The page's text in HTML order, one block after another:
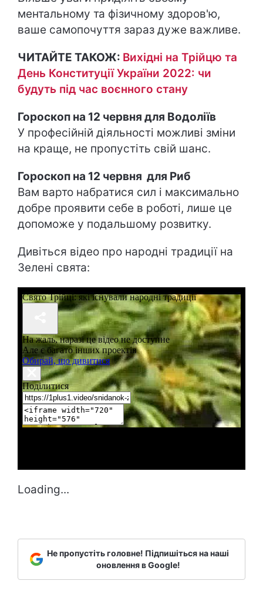
ментальному та фізичному здоров'ю,
ваше самопочуття зараз дуже важливе.
ЧИТАЙТЕ ТАКОЖ: Вихідні на Трійцю та
День Конституції України 2022: чи
будуть під час воєнного стану
Гороскоп на 12 червня для Водоліїв
У професійній діяльності можливі зміни
на краще, не пропустіть свій шанс.
Гороскоп на 12 червня для Риб
Вам варто набратися сил і максимально
добре проявити себе в роботі, лише це
допоможе у подальшому розвитку.
Дивіться відео про народні традиції на
Зелені свята:
Loading...
Не пропустіть головне! Підпишіться на наші
оновлення в Google!